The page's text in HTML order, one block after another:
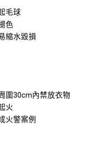
毛球
色
縮水毀損
圍30cm內禁放衣物
火
火警案例